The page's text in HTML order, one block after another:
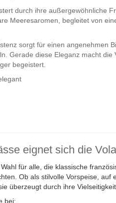
durch ihre außergewöhnliche
Meeresaromen, begleitet von
sorgt für einen angenehmen
Gerade diese Eleganz macht
begeistert.
eignet sich die
für alle, die klassische
Ob als stilvolle Vorspeise,
überzeugt durch ihre Vielseitigkeit.
bei: